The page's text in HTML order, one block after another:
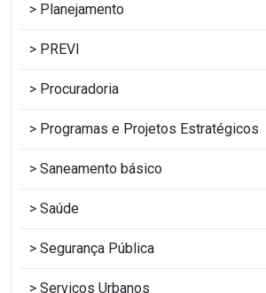
Planejamento
PREVI
Procuradoria
Programas e Projetos Estratégicos
Saneamento básico
Saúde
Segurança Pública
Serviços Urbanos